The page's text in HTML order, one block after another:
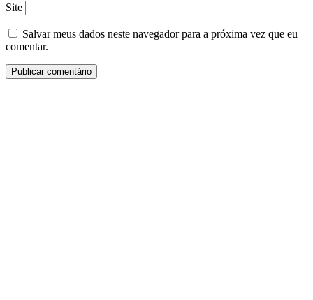
Site
Salvar meus dados neste navegador para a próxima vez que eu
comentar.